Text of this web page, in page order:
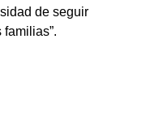
de seguir